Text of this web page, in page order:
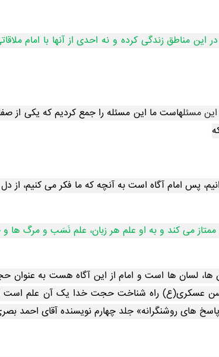
مناطق زندگی کرده و نه احدی از آنها با امام
مسئلهاست ما این مسئله را جمع کردیم که یکی از
پس امام آگاه است به آنچه که ما فکر می کنیم، از دل
می کند و به او علم هر زبان، علم نَسَب و مرگ ها
ها، لسان ها است و امام از این آگاه هست به
عسکری(ع) راه شناخت حجت خدا یک آن علم است آن
های روشنگرانه» جلد چهارم نویسنده آقای احمد